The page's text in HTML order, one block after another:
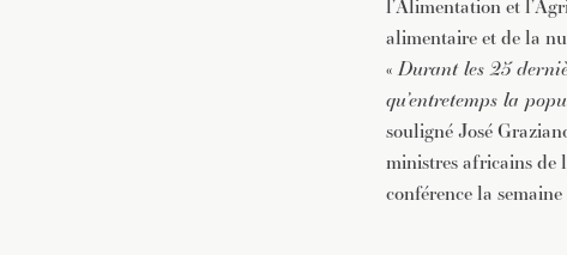
l’Alimentation et
alimentaire et de la
«Durant les 25
qu’entretemps la
souligné José
ministres africains de
conférence la